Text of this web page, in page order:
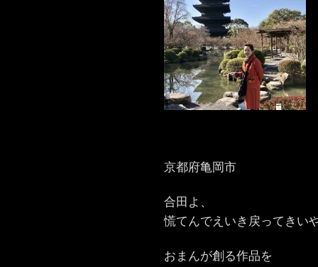
京都府亀岡市
合田よ、
慌てんでえいき戻ってきい
おまんが創る作品を